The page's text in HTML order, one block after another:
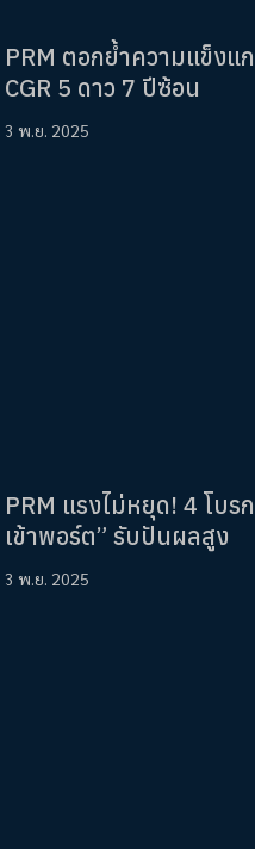
PRM ตอกย้ำความแข็งแ
CGR 5 ดาว 7 ปีซ้อน
3 พ.ย. 2025
PRM แรงไม่หยุด! 4 โบร
เข้าพอร์ต” รับปันผลสูง
3 พ.ย. 2025